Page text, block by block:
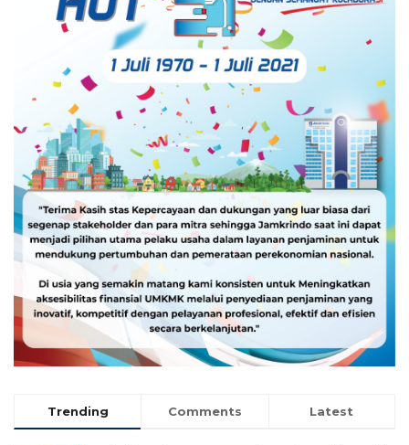
Trending Comments Latest